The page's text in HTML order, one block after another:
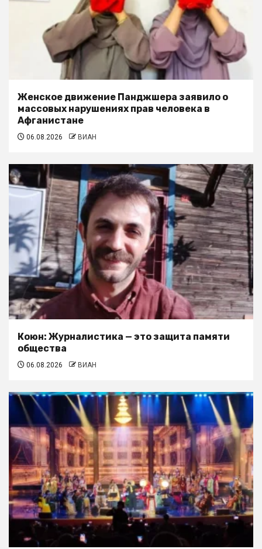
Женское движение Панджшера заявило о
массовых нарушениях прав человека в
Афганистане
06.08.2026 ВИАН
Коюн: Журналистика — это защита памяти
общества
06.08.2026 ВИАН